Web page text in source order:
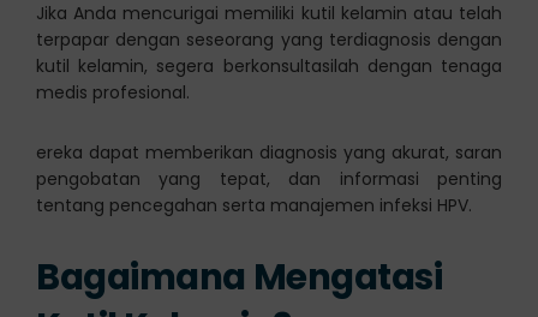
Jika Anda mencurigai memiliki kutil kelamin atau telah
terpapar dengan seseorang yang terdiagnosis dengan
kutil kelamin, segera berkonsultasilah dengan tenaga
medis profesional.
ereka dapat memberikan diagnosis yang akurat, saran
pengobatan yang tepat, dan informasi penting
tentang pencegahan serta manajemen infeksi HPV.
Bagaimana Mengatasi